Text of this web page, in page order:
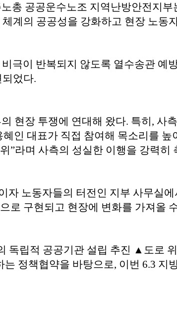
총 공공운수노조 지역난방안전지
계의 공공성을 강화하고 현장 노동
극이 반복되지 않도록 열수송관
었다.
현장 투쟁에 연대해 왔다. 특히, 사
인 대표가 직접 참여해 목소리를
”라며 사측의 성실한 이행을 강력히
자 노동자들의 터전인 지부 사무실
로 구현되고 현장에 변화를 가져올
독립적 공공기관 설립 추진 ▲도로
정책협약을 바탕으로, 이번 6.3